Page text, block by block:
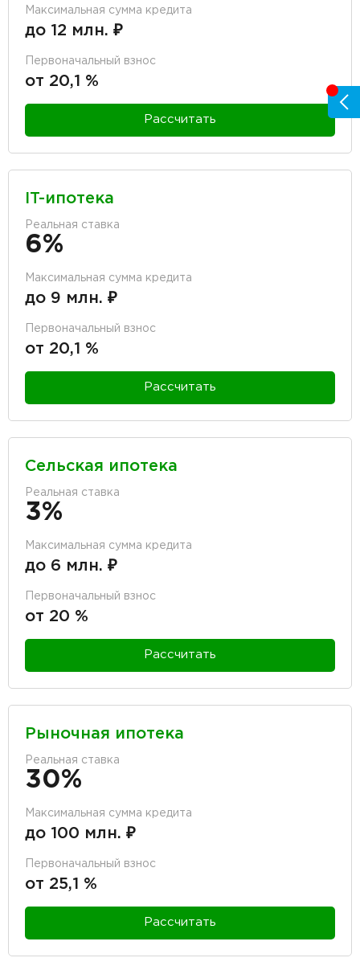
Максимальная сумма кредита
до 12 млн. ₽
Первоначальный взнос
от 20,1 %
Рассчитать
IT-ипотека
Реальная ставка
6%
Максимальная сумма кредита
до 9 млн. ₽
Первоначальный взнос
от 20,1 %
Рассчитать
Сельская ипотека
Реальная ставка
3%
Максимальная сумма кредита
до 6 млн. ₽
Первоначальный взнос
от 20 %
Рассчитать
Рыночная ипотека
Реальная ставка
30%
Максимальная сумма кредита
до 100 млн. ₽
Первоначальный взнос
от 25,1 %
Рассчитать